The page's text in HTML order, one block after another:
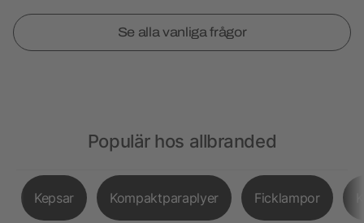
Se alla vanliga frågor
Populär hos allbranded
Kepsar Kompaktparaplyer Ficklampor